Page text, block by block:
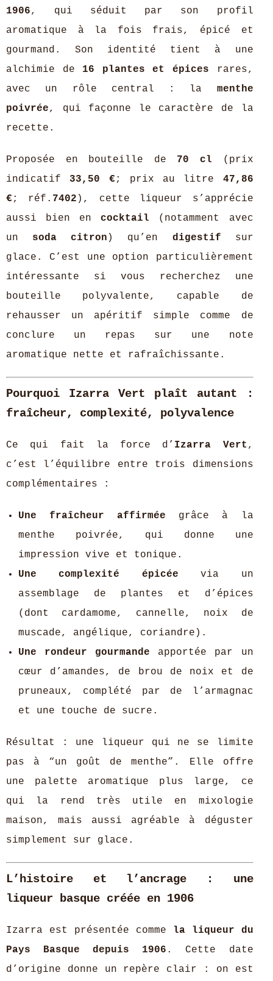
1906, qui séduit par son profil
aromatique à la fois frais, épicé et
gourmand. Son identité tient à une
alchimie de 16 plantes et épices rares,
avec un rôle central : la menthe
poivrée, qui façonne le caractère de la
recette.
Proposée en bouteille de 70 cl (prix
indicatif 33,50 € ; prix au litre 47,86
€ ; réf. 7402 ), cette liqueur s’apprécie
aussi bien encocktail (notamment avec
un soda citron ) qu’en digestif sur
glace. C’est une option particulièrement
intéressante si vous recherchez une
bouteille polyvalente, capable de
rehausser un apéritif simple comme de
conclure un repas sur une note
aromatique nette et rafraîchissante.
Pourquoi Izarra Vert plaît autant :
fraîcheur, complexité, polyvalence
Ce qui fait la force d’ Izarra Vert ,
c’est l’équilibre entre trois dimensions
complémentaires :
Une fraîcheur affirmée grâce à la
menthe poivrée, qui donne une
impression vive et tonique.
Une complexité épicée via un
assemblage de plantes et d’épices
(dont cardamome, cannelle, noix de
muscade, angélique, coriandre).
Une rondeur gourmande apportée par un
cœur d’amandes, de brou de noix et de
pruneaux, complété par de l’armagnac
et une touche de sucre.
Résultat : une liqueur qui ne se limite
pas à “un goût de menthe”. Elle offre
une palette aromatique plus large, ce
qui la rend très utile en mixologie
maison, mais aussi agréable à déguster
simplement sur glace.
L’histoire et l’ancrage : une
liqueur basque créée en 1906
Izarra est présentée comme la liqueur du
Pays Basque depuis 1906 . Cette date
d’origine donne un repère clair : on est